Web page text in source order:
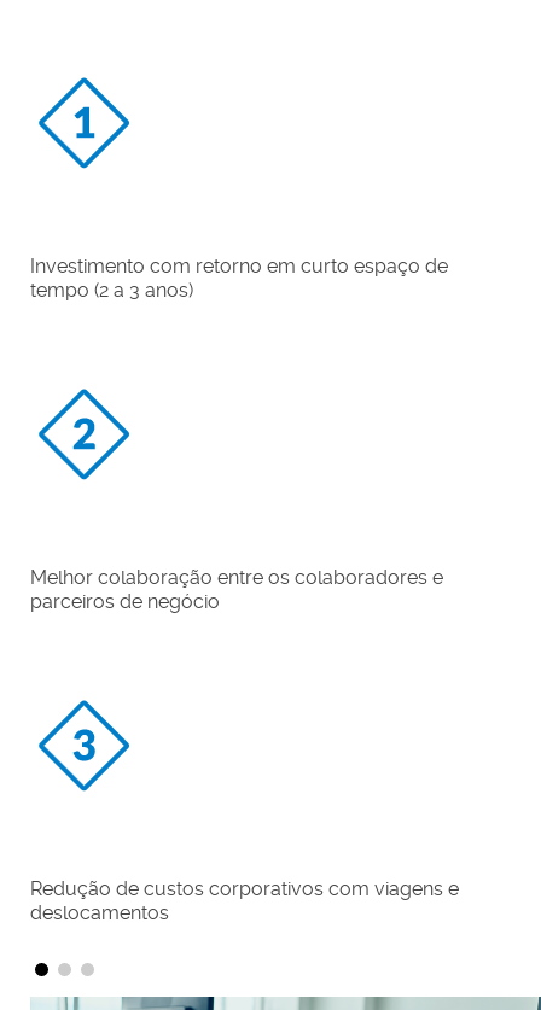
Possibilidade de conexão de diferentes dispositivos
(computadores, smartpthones e tablets)
Desfrute de dispositivos que melhoram a experiência
de áudio e vídeo pessoal e para salas de reunião
Possibilidade de gravação e streaming das reuniões